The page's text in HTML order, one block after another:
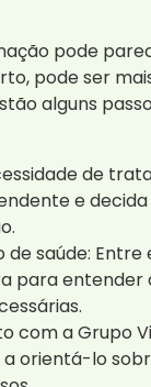
pode
pode ser
alguns
de
e
de saúde:
para entender
com a Grupo
orientá-lo